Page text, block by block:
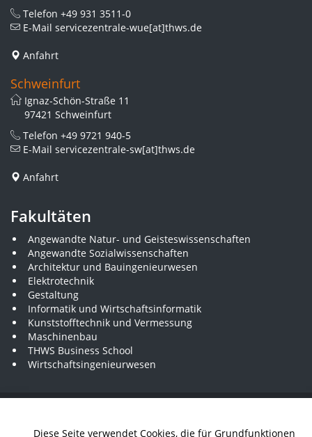
Diese Seite verwendet Cookies, die für Grundfunktionen
Telefon +49 931 3511-0
E-Mail servicezentrale-wue[at]thws.de
Anfahrt
Schweinfurt
Ignaz-Schön-Straße 11
97421 Schweinfurt
Telefon +49 9721 940-5
E-Mail servicezentrale-sw[at]thws.de
Anfahrt
Fakultäten
Angewandte Natur- und Geisteswissenschaften
Angewandte Sozialwissenschaften
Architektur und Bauingenieurwesen
Elektrotechnik
Gestaltung
Informatik und Wirtschaftsinformatik
Kunststofftechnik und Vermessung
Maschinenbau
THWS Business School
Wirtschaftsingenieurwesen
Instagram YouTube LinkedIn